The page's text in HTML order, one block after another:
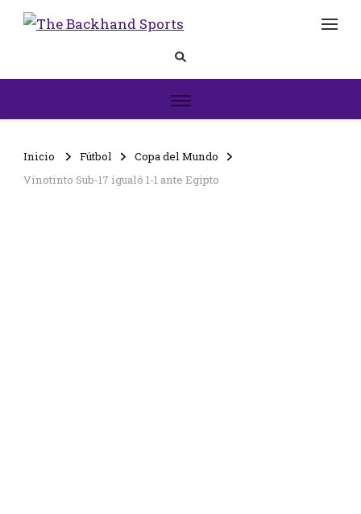
Backhand
Inicio Fútbol
Copa del Mundo
Vinotinto Sub-17 igualó 1-1 ante Egipto